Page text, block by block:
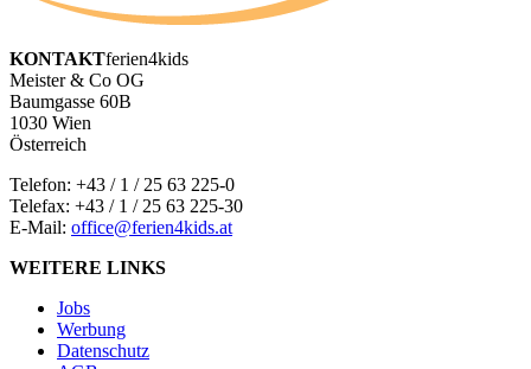
KONTAKTferien4kids
Meister & Co OG
Baumgasse 60B
1030 Wien
Österreich
Telefon: +43 / 1 / 25 63 225-0
Telefax: +43 / 1 / 25 63 225-30
E-Mail: office@ferien4kids.at
WEITERE LINKS
Jobs
Werbung
Datenschutz